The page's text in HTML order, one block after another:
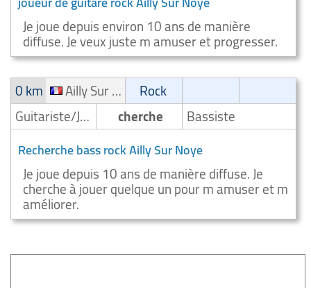
Je joue depuis environ 10 ans de manière
diffuse. Je veux juste m amuser et progresser.
0 km
Ailly Sur Noye
Rock
Guitariste/Joueur de guitare
cherche Bassiste
Recherche bass rock Ailly Sur Noye
Je joue depuis 10 ans de manière diffuse. Je
cherche à jouer quelque un pour m amuser et m
améliorer.